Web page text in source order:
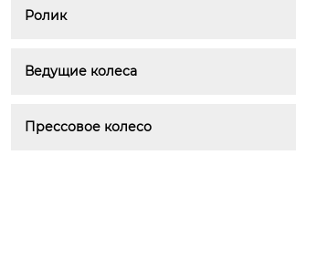
Ролик
Ведущие колеса
Прессовое колесо